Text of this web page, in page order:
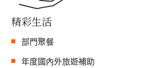
精彩生活
部門聚餐
年度國內外旅遊補助